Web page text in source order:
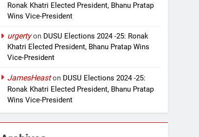
Ronak Khatri Elected President, Bhanu Pratap
Wins Vice-President
urgertyon DUSU Elections 2024 -25: Ronak
Khatri Elected President, Bhanu Pratap Wins
Vice-President
JamesHeaston DUSU Elections 2024 -25:
Ronak Khatri Elected President, Bhanu Pratap
Wins Vice-President